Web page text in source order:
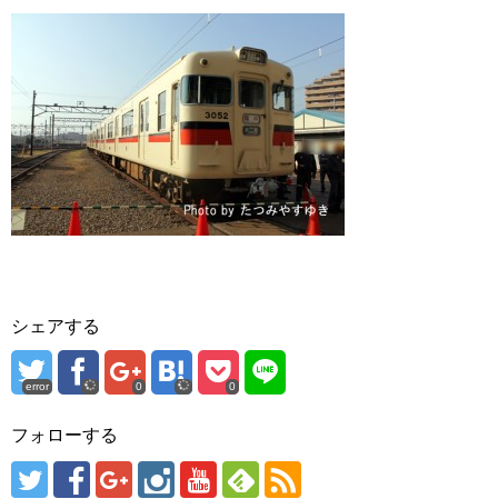
シェアする
error 0 0
フォローする
全国のビール列車情報（2015.8現在）